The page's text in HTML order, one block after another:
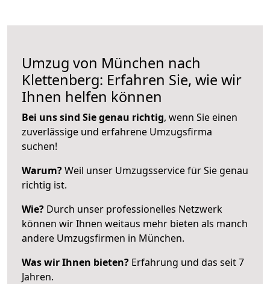
Umzug von München nach
Klettenberg: Erfahren Sie, wie wir
Ihnen helfen können
Bei uns sind Sie genau richtig, wenn Sie einen
zuverlässige und erfahrene Umzugsfirma
suchen!
Warum?Weil unser Umzugsservice für Sie genau
richtig ist.
Wie? Durch unser professionelles Netzwerk
können wir Ihnen weitaus mehr bieten als manch
andere Umzugsfirmen in München.
Was wir Ihnen bieten? Erfahrung und das seit 7
Jahren.